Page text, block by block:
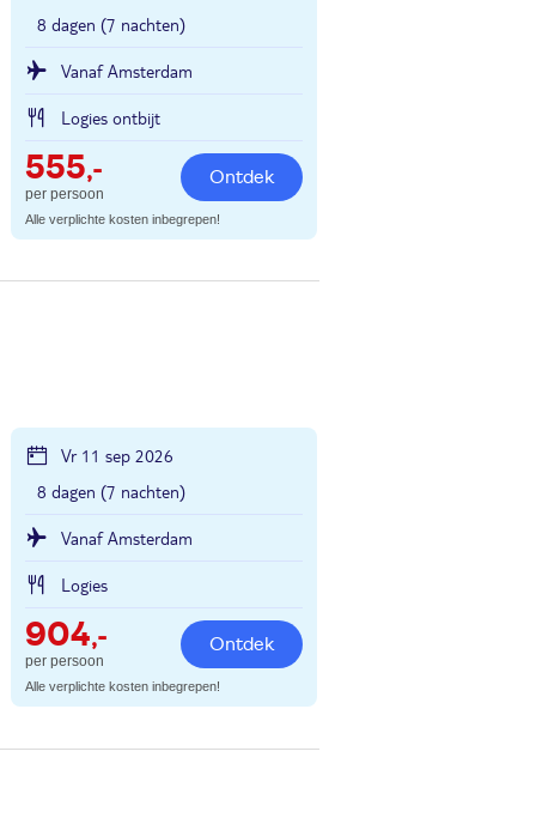
8 dagen (7 nachten)
Vanaf Amsterdam
Logies ontbijt
555,-
per persoon
Ontdek
Alle verplichte kosten inbegrepen!
Vr 11 sep 2026
8 dagen (7 nachten)
Vanaf Amsterdam
Logies
904,-
per persoon
Ontdek
Alle verplichte kosten inbegrepen!